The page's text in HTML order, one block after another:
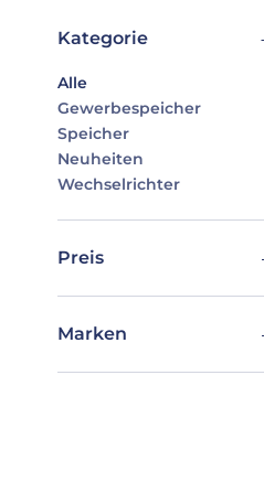
Kategorie
Alle
Gewerbespeicher
Speicher
Neuheiten
Wechselrichter
Preis
5 €
Marken
ABB